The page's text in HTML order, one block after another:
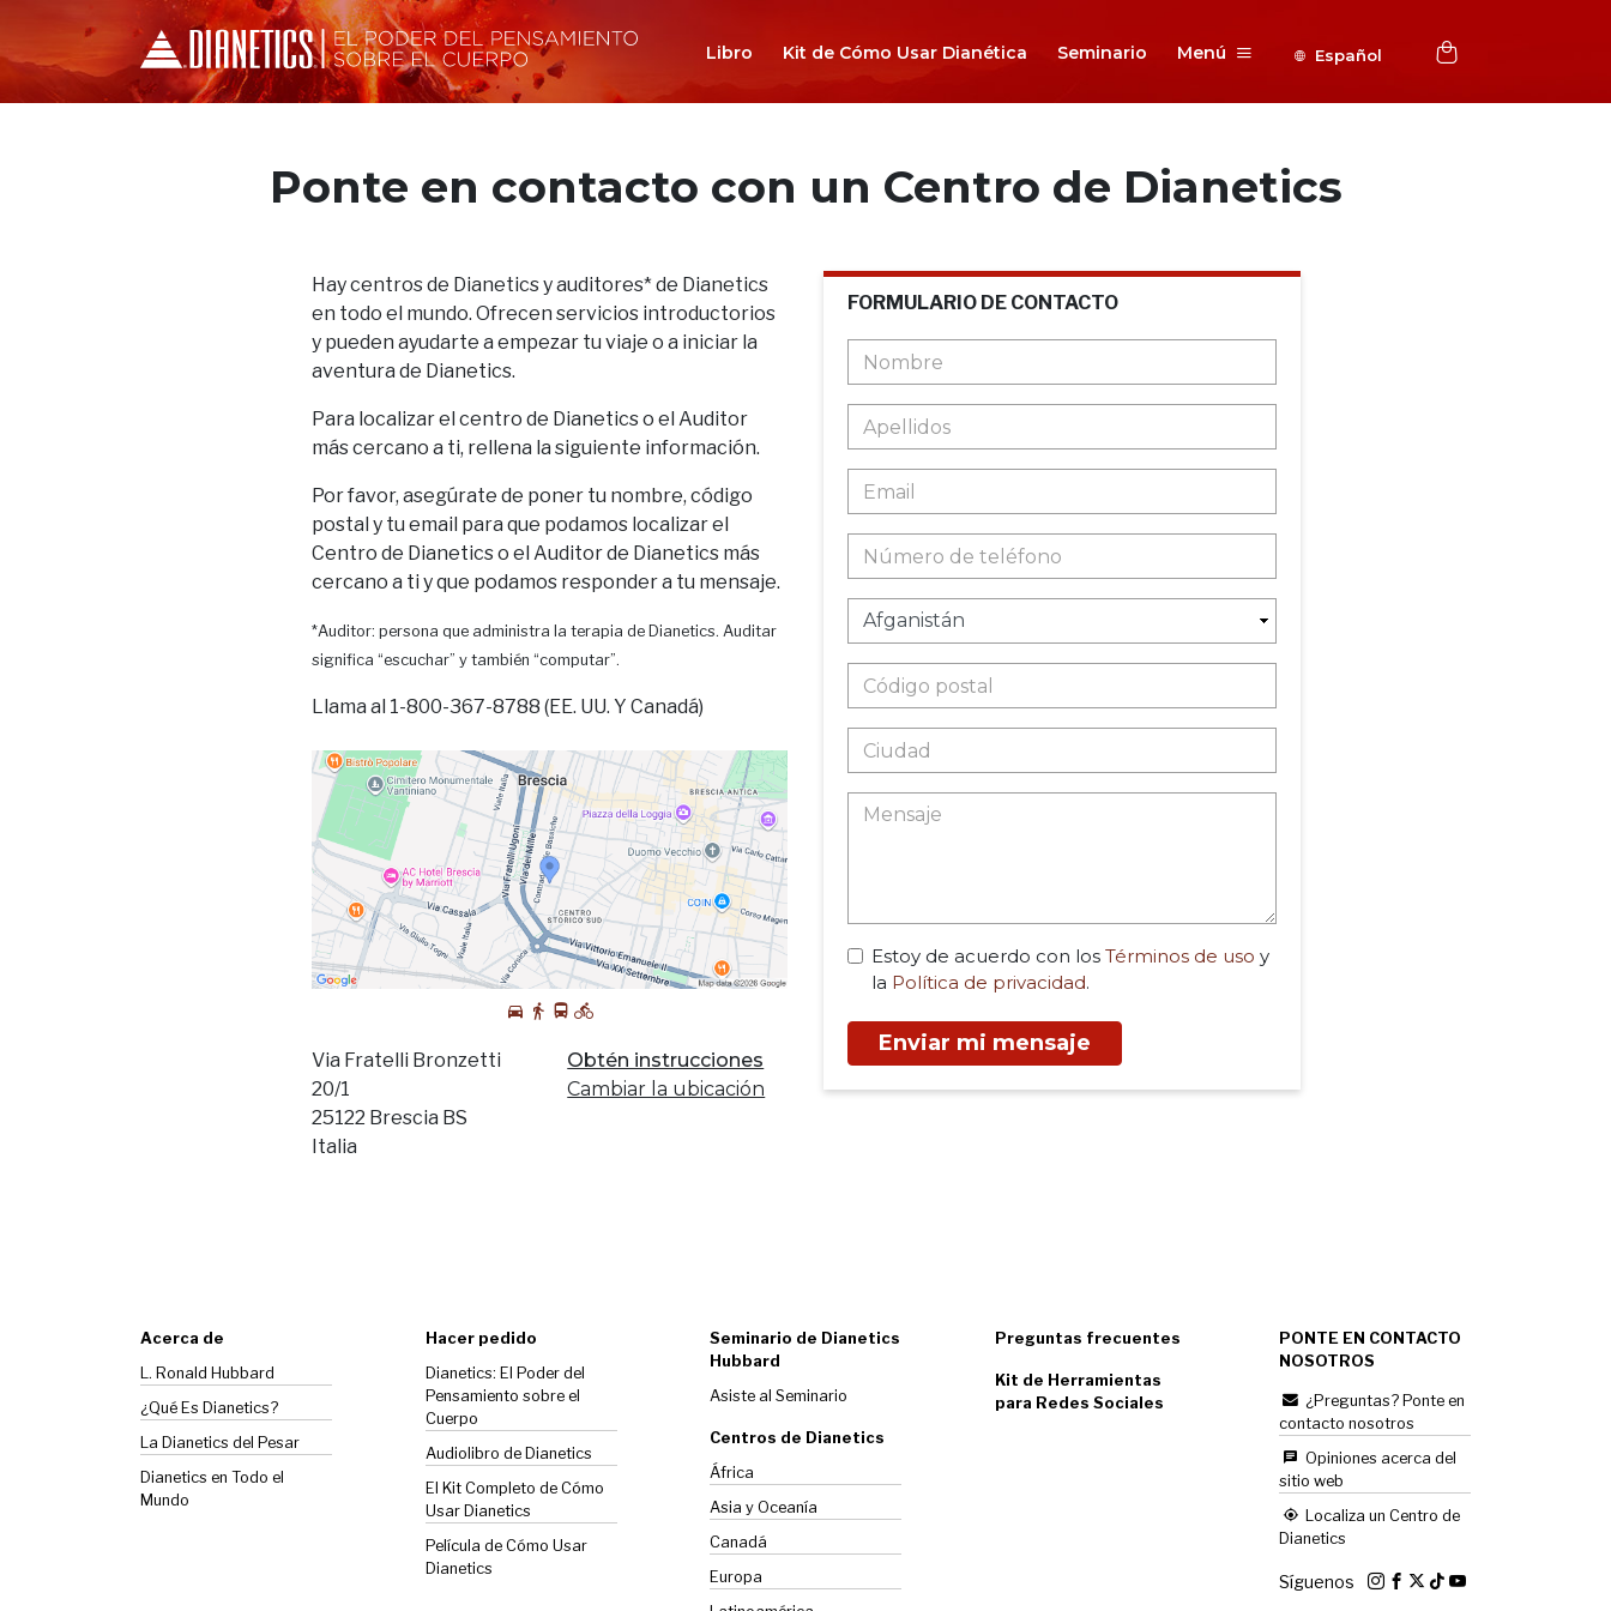
Libro Kit de Cómo Usar Dianética Seminario Menú Español
Ponte en contacto con un Centro de Dianetics
Hay centros de Dianetics y auditores* de Dianetics
en todo el mundo. Ofrecen servicios introductorios
y pueden ayudarte a empezar tu viaje o a iniciar la
aventura de Dianetics.
Para localizar el centro de Dianetics o el Auditor
más cercano a ti, rellena la siguiente información.
Por favor, asegúrate de poner tu nombre, código
postal y tu email para que podamos localizar el
Centro de Dianetics o el Auditor de Dianetics más
cercano a ti y que podamos responder a tu mensaje.
*Auditor: persona que administra la terapia de Dianetics. Auditar
significa “escuchar” y también “computar”.
Llama al 1-800-367-8788 (EE. UU. Y Canadá)
Via Fratelli Bronzetti
20/1
25122 Brescia BS
Italia
Obtén instrucciones
Cambiar la ubicación
FORMULARIO DE CONTACTO
Estoy de acuerdo con los Términos de uso y
la Política de privacidad.
Enviar mi mensaje
Acerca de
L. Ronald Hubbard
¿Qué Es Dianetics?
La Dianetics del Pesar
Dianetics en Todo el
Mundo
Hacer pedido
Dianetics: El Poder del
Pensamiento sobre el
Cuerpo
Audiolibro de Dianetics
El Kit Completo de Cómo
Usar Dianetics
Película de Cómo Usar
Dianetics
Seminario de Dianetics
Hubbard
Asiste al Seminario
Centros de Dianetics
África
Asia y Oceanía
Canadá
Europa
Preguntas frecuentes
Kit de Herramientas
para Redes Sociales
PONTE EN CONTACTO
NOSOTROS
¿Preguntas? Ponte en
contacto nosotros
Opiniones acerca del
sitio web
Localiza un Centro de
Dianetics
Síguenos